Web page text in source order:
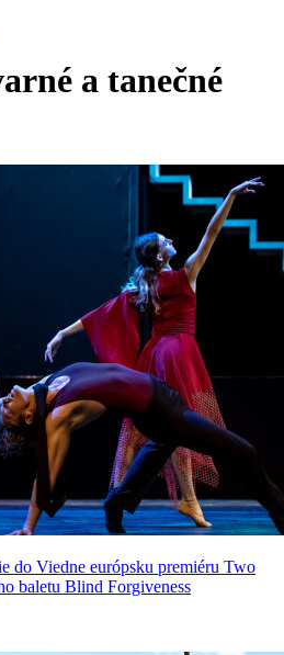
a tanečné
do Viedne európsku premiéru Two
baletu Blind Forgiveness